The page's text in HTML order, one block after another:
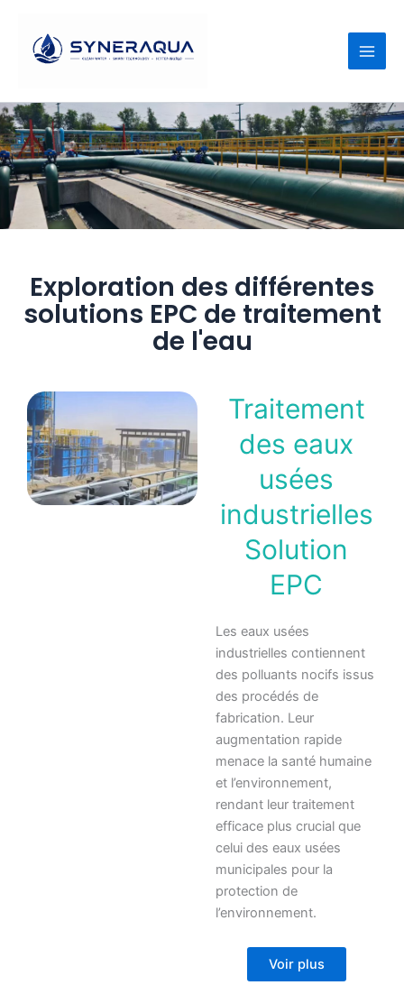
contenu
Exploration des différentes
solutions EPC de traitement
de l'eau
Traitement
des eaux
usées
industrielles
Solution
EPC
Les eaux usées
industrielles contiennent
des polluants nocifs issus
des procédés de
fabrication. Leur
augmentation rapide
menace la santé humaine
et l’environnement,
rendant leur traitement
efficace plus crucial que
celui des eaux usées
municipales pour la
protection de
l’environnement.
Voir plus